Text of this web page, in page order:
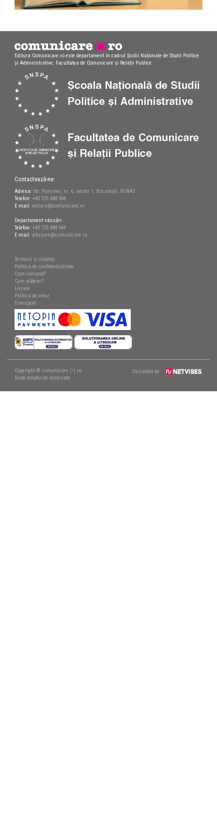
Editura Comunicare.ro este departament în cadrul Școlii Naționale de Studii Politice
și Administrative, Facultatea de Comunicare și Relații Publice.
Contactează-ne:
Adresa: Str. Povernei, nr. 6, sector 1, București, 010643
Telefon: +40 725 888 944
E-mail: editura@comunicare.ro
Departament vânzări:
Telefon: +40 725 888 944
E-mail: difuzare@comunicare.ro
Termeni și condiții
Politica de confidențialitate
Cum comand?
Cum plătesc?
Livrare
Politica de retur
Transport
Copyright © comunicare (•) ro.
Toate drepturile rezervate.
Dezvoltat de: